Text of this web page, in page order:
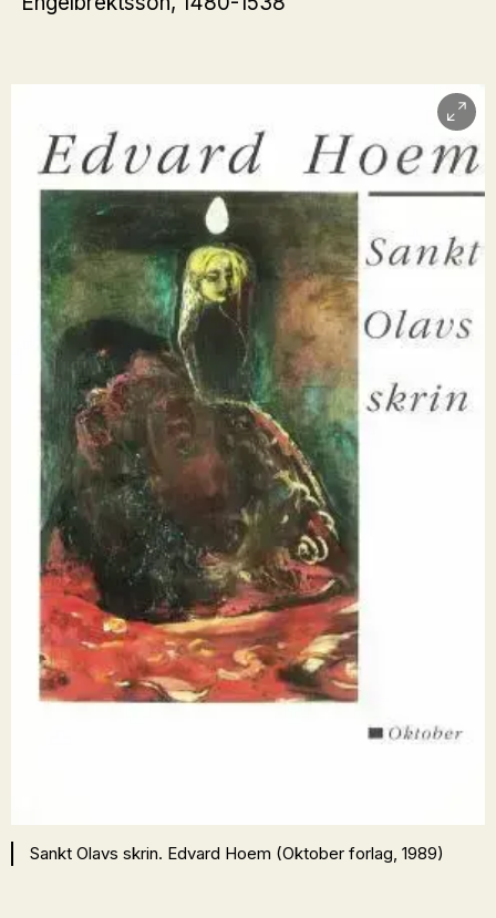
Sankt Olavs skrin. Edvard Hoem (Oktober forlag, 1989)